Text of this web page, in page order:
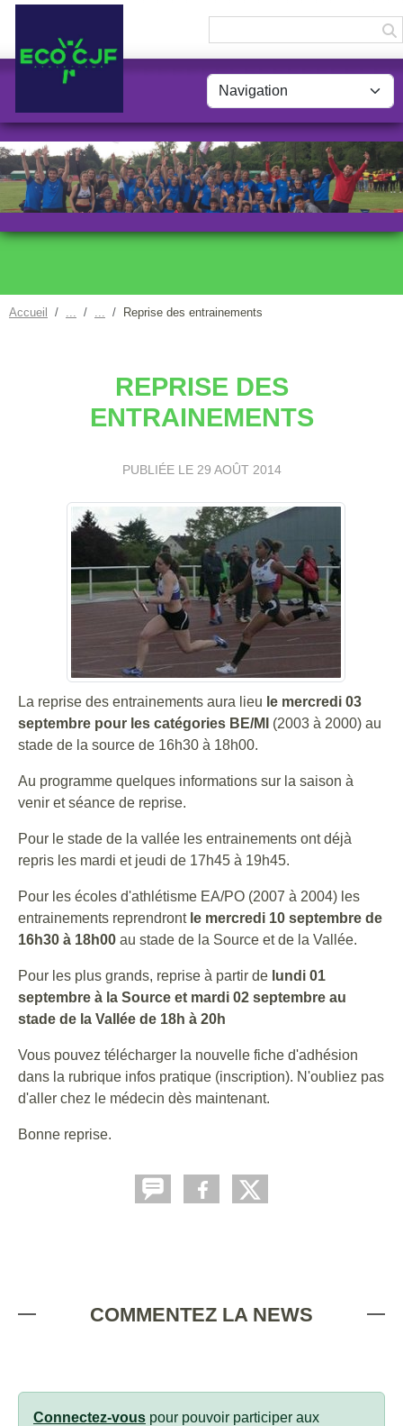
Accueil Reprise des entrainements
REPRISE DES
ENTRAINEMENTS
PUBLIÉE LE 29 AOÛT 2014
La reprise des entrainements aura lieu le mercredi 03
septembre pour les catégories BE/MI (2003 à 2000) au
stade de la source de 16h30 à 18h00.
Au programme quelques informations sur la saison à
venir et séance de reprise.
Pour le stade de la vallée les entrainements ont déjà
repris les mardi et jeudi de 17h45 à 19h45.
Pour les écoles d'athlétisme EA/PO (2007 à 2004) les
entrainements reprendront le mercredi 10 septembre de
16h30 à 18h00 au stade de la Source et de la Vallée.
Pour les plus grands, reprise à partir de lundi 01
septembre à la Source et mardi 02 septembre au
stade de la Vallée de 18h à 20h
Vous pouvez télécharger la nouvelle fiche d'adhésion
dans la rubrique infos pratique (inscription). N'oubliez pas
d'aller chez le médecin dès maintenant.
Bonne reprise.
COMMENTEZ LA NEWS
Connectez-vous pour pouvoir participer aux